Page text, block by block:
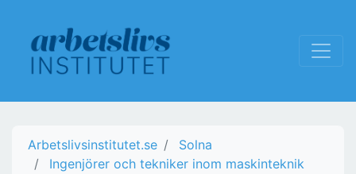
Arbetslivsinstitutet.se
Solna
Ingenjörer och tekniker inom maskinteknik